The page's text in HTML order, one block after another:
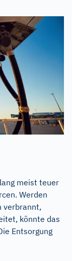
meist teuer
Werden
verbrannt,
könnte das
Entsorgung